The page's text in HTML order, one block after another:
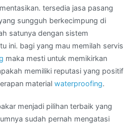
tersedia jasa pasang
sungguh berkecimpung di
satunya dengan sistem
ini. bagi yang mau memilah servis
maka mesti untuk memikirkan
memiliki reputasi yang positif
material waterproofing.
menjadi pilihan terbaik yang
sudah pernah mengatasi